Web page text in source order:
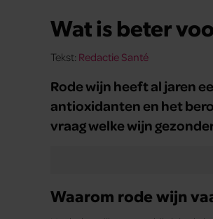
Wat is beter
Tekst: Redactie Santé
Rode wijn heeft al jaren
antioxidanten en het
vraag welke wijn
Waarom rode wijn